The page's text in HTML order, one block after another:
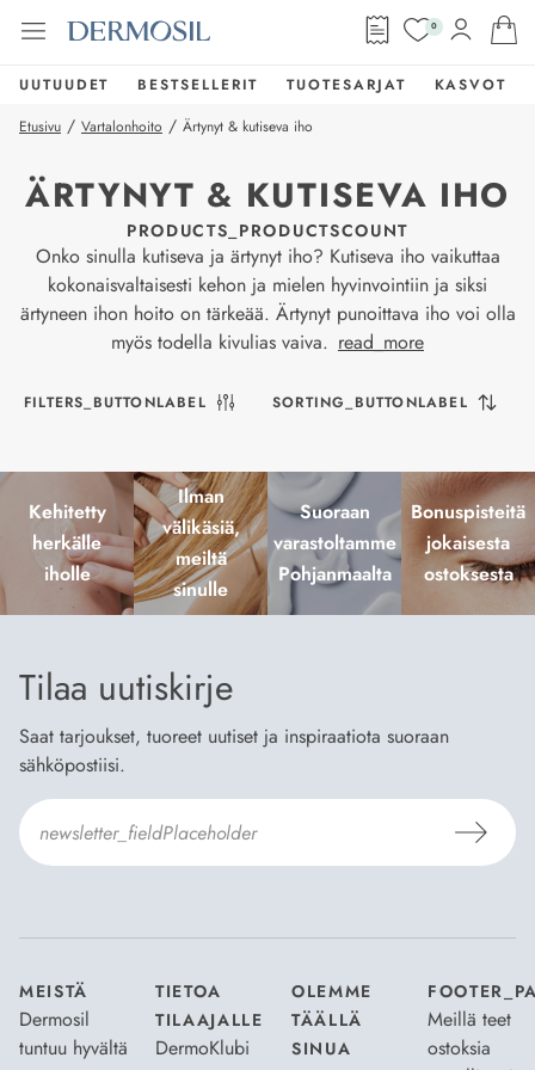
0
UUTUUDET BESTSELLERIT TUOTESARJAT
KASVOT
Etusivu / Vartalonhoito / Ärtynyt & kutiseva iho
ÄRTYNYT & KUTISEVA IHO
PRODUCTS_PRODUCTSCOUNT
Onko sinulla kutiseva ja ärtynyt iho? Kutiseva iho vaikuttaa
kokonaisvaltaisesti kehon ja mielen hyvinvointiin ja siksi
ärtyneen ihon hoito on tärkeää. Ärtynyt punoittava iho voi olla
myös todella kivulias vaiva. read_more
FILTERS_BUTTONLABEL SORTING_BUTTONLABEL
Kehitetty
herkälle
iholle
Ilman
välikäsiä,
meiltä
sinulle
Suoraan
varastoltamme
Pohjanmaalta
Bonuspisteitä
jokaisesta
ostoksesta
Tilaa uutiskirje
Saat tarjoukset, tuoreet uutiset ja inspiraatiota suoraan
sähköpostiisi.
MEISTÄ
Dermosil
tuntuu hyvältä
TIETOA
TILAAJALLE
DermoKlubi
OLEMME
TÄÄLLÄ
SINUA
Meillä teet
ostoksia